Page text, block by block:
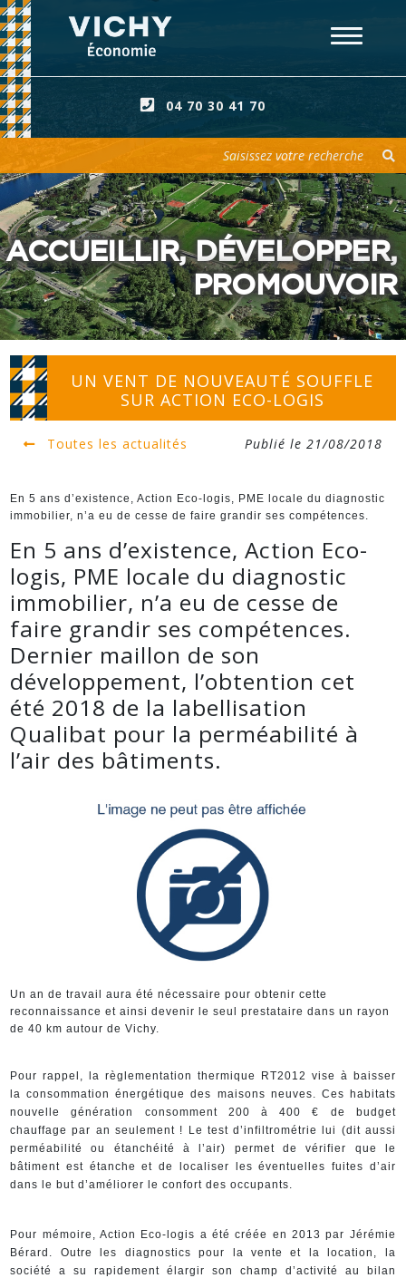
04 70 30 41 70
ACCUEILLIR, DÉVELOPPER,
PROMOUVOIR
UN VENT DE NOUVEAUTÉ SOUFFLE
SUR ACTION ECO-LOGIS
Toutes les actualités Publié le 21/08/2018
En 5 ans d’existence, Action Eco-logis, PME locale du diagnostic
immobilier, n’a eu de cesse de faire grandir ses compétences.
En 5 ans d’existence, Action Eco-
logis, PME locale du diagnostic
immobilier, n’a eu de cesse de
faire grandir ses compétences.
Dernier maillon de son
développement, l’obtention cet
été 2018 de la labellisation
Qualibat pour la perméabilité à
l’air des bâtiments.
Un an de travail aura été nécessaire pour obtenir cette
reconnaissance et ainsi devenir le seul prestataire dans un rayon
de 40 km autour de Vichy.
Pour rappel, la règlementation thermique RT2012 vise à baisser
la consommation énergétique des maisons neuves. Ces habitats
nouvelle génération consomment 200 à 400 € de budget
chauffage par an seulement ! Le test d’infiltrométrie lui (dit aussi
perméabilité ou étanchéité à l’air) permet de vérifier que le
bâtiment est étanche et de localiser les éventuelles fuites d’air
dans le but d’améliorer le confort des occupants.
Pour mémoire, Action Eco-logis a été créée en 2013 par Jérémie
Bérard. Outre les diagnostics pour la vente et la location, la
société a su rapidement élargir son champ d’activité au bilan